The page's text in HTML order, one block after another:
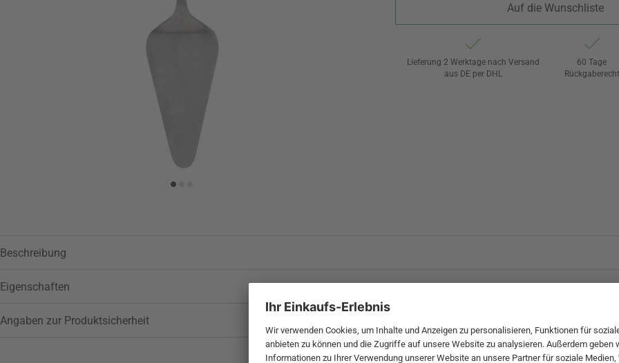
Auf die Wunschliste
Lieferung 2 Werktage nach Versand
aus DE per DHL
60 Tage
Rückgaberecht
Beschreibung
Eigenschaften
Angaben zur Produktsicherheit